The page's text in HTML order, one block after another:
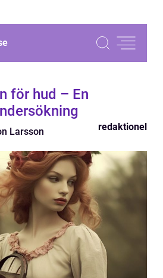
för hud – En
Larsson redaktionel